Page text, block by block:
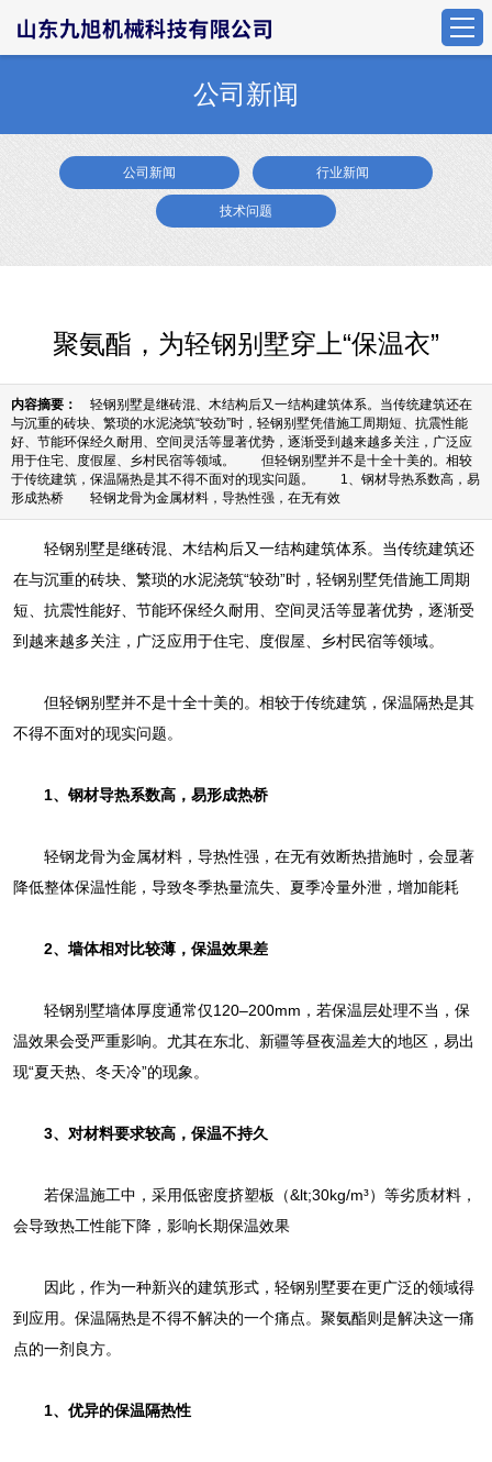
公司新闻
公司新闻 行业新闻
技术问题
聚氨酯，为轻钢别墅穿上“保温衣”
内容摘要：
轻钢别墅是继砖混、木结构后又一结构建筑体系。当传统建筑还在
与沉重的砖块、繁琐的水泥浇筑“较劲”时，轻钢别墅凭借施工周期短、抗震性能
好、节能环保经久耐用、空间灵活等显著优势，逐渐受到越来越多关注，广泛应
用于住宅、度假屋、乡村民宿等领域。 但轻钢别墅并不是十全十美的。相较
于传统建筑，保温隔热是其不得不面对的现实问题。 1、‌钢材导热系数高，易
形成热桥‌ 轻钢龙骨为金属材料，导热性强，在无有效
轻钢别墅是继砖混、木结构后又一结构建筑体系。当传统建筑还
在与沉重的砖块、繁琐的水泥浇筑“较劲”时，轻钢别墅凭借施工周期
短、抗震性能好、节能环保经久耐用、空间灵活等显著优势，逐渐受
到越来越多关注，广泛应用于住宅、度假屋、乡村民宿等领域。
但轻钢别墅并不是十全十美的。相较于传统建筑，保温隔热是其
不得不面对的现实问题。
1、‌钢材导热系数高，易形成热桥‌
轻钢龙骨为金属材料，导热性强，在无有效断热措施时，会显著
降低整体保温性能，导致冬季热量流失、夏季冷量外泄，增加能耗‌
2、‌墙体相对比较薄，保温效果差‌
轻钢别墅墙体厚度通常仅120–200mm，若保温层处理不当，保
温效果会受严重影响。尤其在东北、新疆等昼夜温差大的地区，易出
现“夏天热、冬天冷”的现象。‌
3、‌对材料要求较高，保温不持久‌
若保温施工中，采用低密度挤塑板（&lt;30kg/m³）等劣质材料，
会导致热工性能下降，影响长期保温效果
因此，作为一种新兴的建筑形式，轻钢别墅要在更广泛的领域得
到应用。保温隔热是不得不解决的一个痛点。聚氨酯则是解决这一痛
点的一剂良方。
1、优异的保温隔热性‌